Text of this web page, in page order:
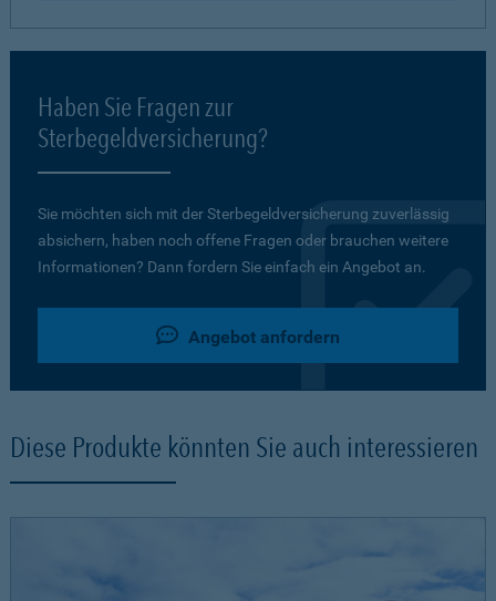
Haben Sie Fragen zur
Sterbegeldversicherung?
Sie möchten sich mit der Sterbegeldversicherung zuverlässig
absichern, haben noch offene Fragen oder brauchen weitere
Informationen? Dann fordern Sie einfach ein Angebot an.
Angebot anfordern
Diese Produkte könnten Sie auch interessieren